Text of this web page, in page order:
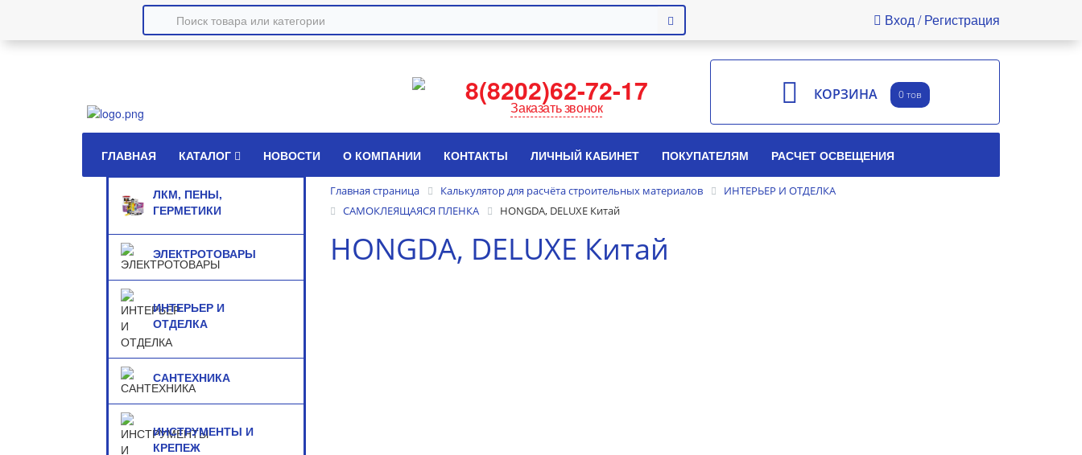
Вход Регистрация
8(8202)62-72-17
Заказать звонок
КОРЗИНА 0 тов
ГЛАВНАЯ КАТАЛОГ НОВОСТИ О КОМПАНИИ КОНТАКТЫ ЛИЧНЫЙ КАБИНЕТ ПОКУПАТЕЛЯМ РАСЧЕТ ОСВЕЩЕНИЯ
ЛКМ, ПЕНЫ,
ГЕРМЕТИКИ
ЭЛЕКТРОТОВАРЫ
ИНТЕРЬЕР И
ОТДЕЛКА
САНТЕХНИКА
ИНСТРУМЕНТЫ И
КРЕПЕЖ
Главная страница Калькулятор для расчёта строительных материалов
ИНТЕРЬЕР И ОТДЕЛКА
САМОКЛЕЯЩАЯСЯ ПЛЕНКА
HONGDA, DELUXE Китай
HONGDA, DELUXE Китай